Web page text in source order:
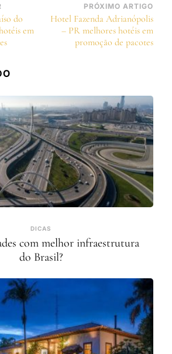
do
em
PRÓXIMO ARTIGO
Hotel Fazenda Adrianópolis
– PR melhores hotéis em
promoção de pacotes
DICAS
com melhor infraestrutura
do Brasil?